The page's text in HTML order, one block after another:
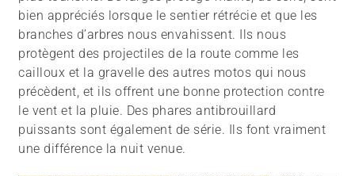
bien appréciés lorsque le sentier rétrécie et que les
branches d’arbres nous envahissent. Ils nous
protègent des projectiles de la route comme les
cailloux et la gravelle des autres motos qui nous
précèdent, et ils offrent une bonne protection contre
le vent et la pluie. Des phares antibrouillard
puissants sont également de série. Ils font vraiment
une différence la nuit venue.